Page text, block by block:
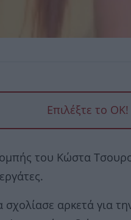
Επιλέξτε το
του Κώστα
σχολίασε αρκετά για